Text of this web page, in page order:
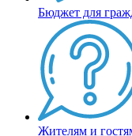
Бюджет для
Жителям и